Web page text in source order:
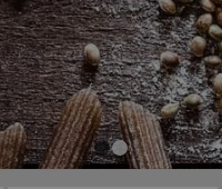
1